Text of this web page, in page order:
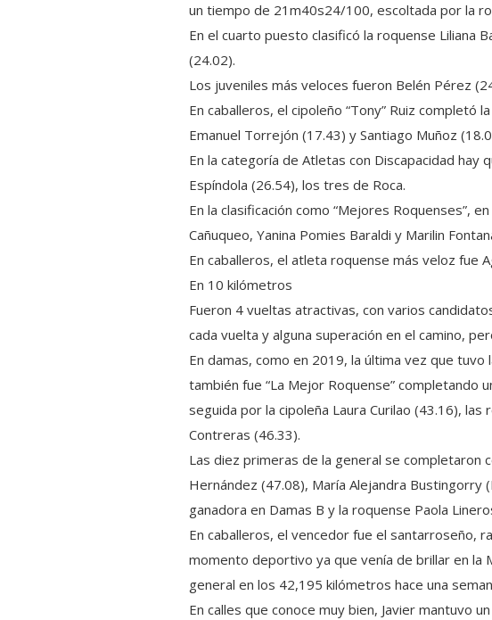
un tiempo de 21m40s24/100, escoltada por la
En el cuarto puesto clasificó la roquense Liliana
(24.02).
Los juveniles más veloces fueron Belén Pérez
En caballeros, el cipoleño “Tony” Ruiz
Emanuel Torrejón (17.43) y Santiago Muñoz
En la categoría de Atletas con Discapacidad hay
Espíndola (26.54), los tres de Roca.
En la clasificación como “Mejores Roquenses”,
Cañuqueo, Yanina Pomies Baraldi y Marilin
En caballeros, el atleta roquense más veloz fue
En 10 kilómetros
Fueron 4 vueltas atractivas, con varios
cada vuelta y alguna superación en el camino,
En damas, como en 2019, la última vez que
también fue “La Mejor Roquense” completando
seguida por la cipoleña Laura Curilao (43.16),
Contreras (46.33).
Las diez primeras de la general se completaron
Hernández (47.08), María Alejandra Bustingorry
ganadora en Damas B y la roquense Paola
En caballeros, el vencedor fue el santarroseño,
momento deportivo ya que venía de brillar en la
general en los 42,195 kilómetros hace una
En calles que conoce muy bien, Javier mantuvo